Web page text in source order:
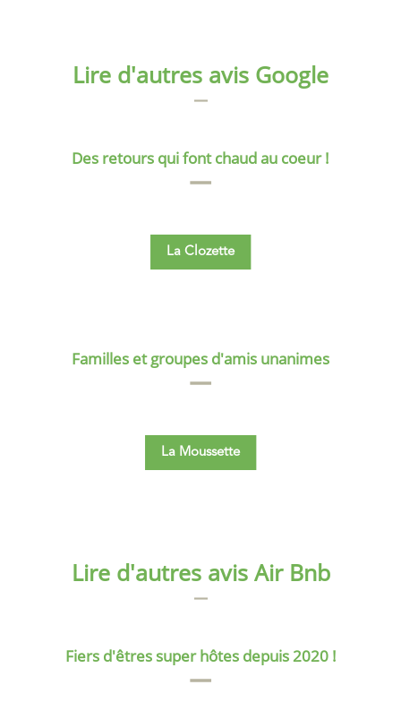
Lire d'autres avis Google
Des retours qui font chaud au coeur !
La Clozette
Familles et groupes d'amis unanimes
La Moussette
Lire d'autres avis Air Bnb
Fiers d'êtres super hôtes depuis 2020 !